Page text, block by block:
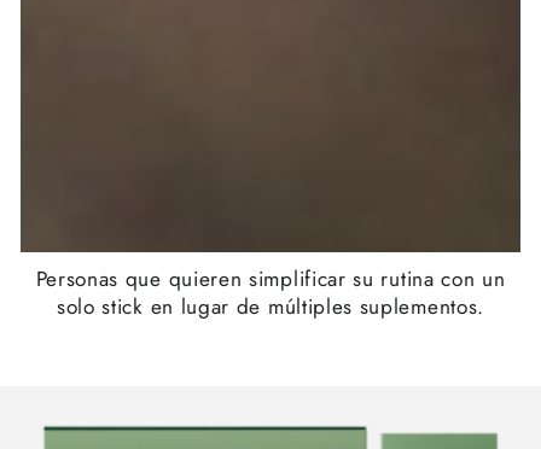
Personas que quieren simplificar su rutina con un
solo stick en lugar de múltiples suplementos.